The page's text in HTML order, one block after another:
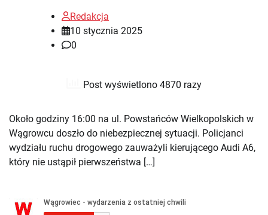
Redakcja
10 stycznia 2025
0
Post wyświetlono 4870 razy
Około godziny 16:00 na ul. Powstańców Wielkopolskich w
Wągrowcu doszło do niebezpiecznej sytuacji. Policjanci
wydziału ruchu drogowego zauważyli kierującego Audi A6,
który nie ustąpił pierwszeństwa […]